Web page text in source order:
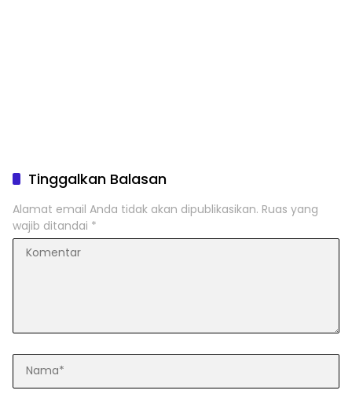
Tinggalkan Balasan
Alamat email Anda tidak akan dipublikasikan. Ruas yang
wajib ditandai *